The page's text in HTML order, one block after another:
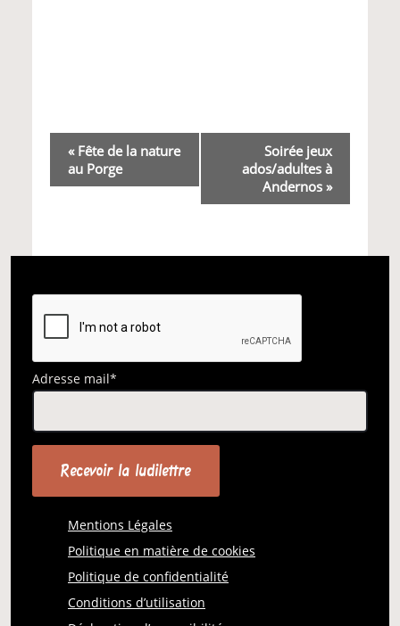
Navigation
Évènement
«Fête de la nature
au Porge
Soirée jeux
ados/adultes à
Andernos »
Adresse mail*
Mentions Légales
Politique en matière de cookies
Politique de confidentialité
Conditions d’utilisation